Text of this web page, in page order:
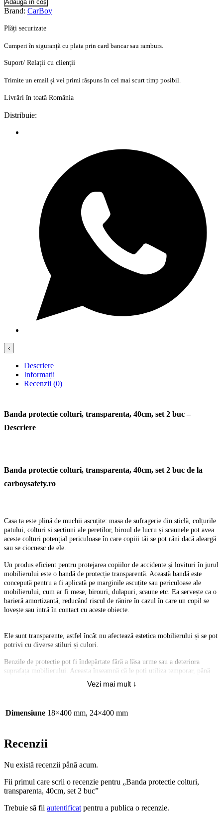
Adaugă în coș
Brand: CarBoy
Plăți securizate
Cumperi în siguranță cu plata prin card bancar sau ramburs.
Suport/ Relații cu clienții
Trimite un email și vei primi răspuns în cel mai scurt timp posibil.
Livrări în toată România
Distribuie:
‹
Descriere
Informații
Recenzii (0)
Banda protectie colturi, transparenta, 40cm, set 2 buc –
Descriere
Banda protectie colturi, transparenta, 40cm, set 2 buc de la
carboysafety.ro
Casa ta este plină de muchii ascuțite: masa de sufragerie din sticlă, colțurile
patului, colturi si sectiuni ale peretilor, biroul de lucru și scaunele pot avea
aceste colțuri potențial periculoase în care copiii tăi se pot răni dacă aleargă
sau se ciocnesc de ele.
Un produs eficient pentru protejarea copiilor de accidente și lovituri în jurul
mobilierului este o bandă de protecție transparentă. Această bandă este
concepută pentru a fi aplicată pe marginile ascuțite sau periculoase ale
mobilierului, cum ar fi mese, birouri, dulapuri, scaune etc. Ea servește ca o
barieră amortizantă, reducând riscul de rănire în cazul în care un copil se
lovește sau intră în contact cu aceste obiecte.
Ele sunt transparente, astfel încât nu afectează estetica mobilierului și se pot
potrivi cu diverse stiluri și culori.
Benzile de protecție pot fi îndepărtate fără a lăsa urme sau a deteriora
suprafața mobilierului. Aceasta înseamnă că le poți utiliza temporar, până
când copiii vor fi suficient de mari pentru a evita accidentele.
paturilor, a patuturilor, muchiile peretilor, muchiile altor obiecte din
locuinta, gradinita, loc de joaca, sala de sport, si alte locuri destinate
Benzile de protecție pot fi utile pentru protejarea persoanelor în vârstă sau a
pot fi aplicate pe marginile obiectelor, cum ar fi mesele de cafea sau
scaunele, pentru a reduce riscul de rănire.
Protectoarele pentru muchiile mobilierelor si a altor muchii au o suprafata
Vezi mai mult ↓
Dimensiune 18×400 mm, 24×400 mm
Recenzii
Nu există recenzii până acum.
Fii primul care scrii o recenzie pentru „Banda protectie colturi,
transparenta, 40cm, set 2 buc”
Trebuie să fii autentificat pentru a publica o recenzie.